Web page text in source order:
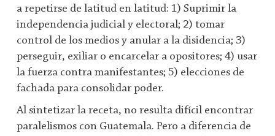
a repetirse de latitud en latitud: 1) Suprimir la
independencia judicial y electoral; 2) tomar
control de los medios y anular a la disidencia; 3)
perseguir, exiliar o encarcelar a opositores; 4) usar
la fuerza contra manifestantes; 5) elecciones de
fachada para consolidar poder.
Al sintetizar la receta, no resulta difícil encontrar
paralelismos con Guatemala. Pero a diferencia de